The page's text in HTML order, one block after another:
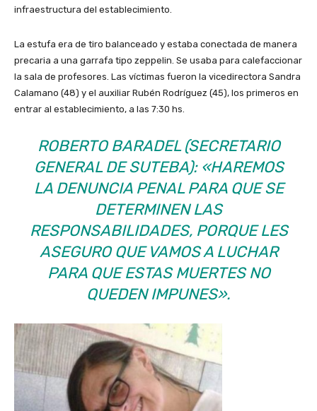
infraestructura del establecimiento.
La estufa era de tiro balanceado y estaba conectada de manera
precaria a una garrafa tipo zeppelin. Se usaba para calefaccionar
la sala de profesores. Las víctimas fueron la vicedirectora Sandra
Calamano (48) y el auxiliar Rubén Rodríguez (45), los primeros en
entrar al establecimiento, a las 7:30 hs.
ROBERTO BARADEL (SECRETARIO
GENERAL DE SUTEBA): «HAREMOS
LA DENUNCIA PENAL PARA QUE SE
DETERMINEN LAS
RESPONSABILIDADES, PORQUE LES
ASEGURO QUE VAMOS A LUCHAR
PARA QUE ESTAS MUERTES NO
QUEDEN IMPUNES».